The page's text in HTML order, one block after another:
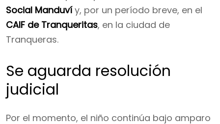
Social Manduvíy, por un período breve, en el
CAIF de Tranqueritas, en la ciudad de
Tranqueras.
Se aguarda resolución
judicial
Por el momento, el niño continúa bajo amparo